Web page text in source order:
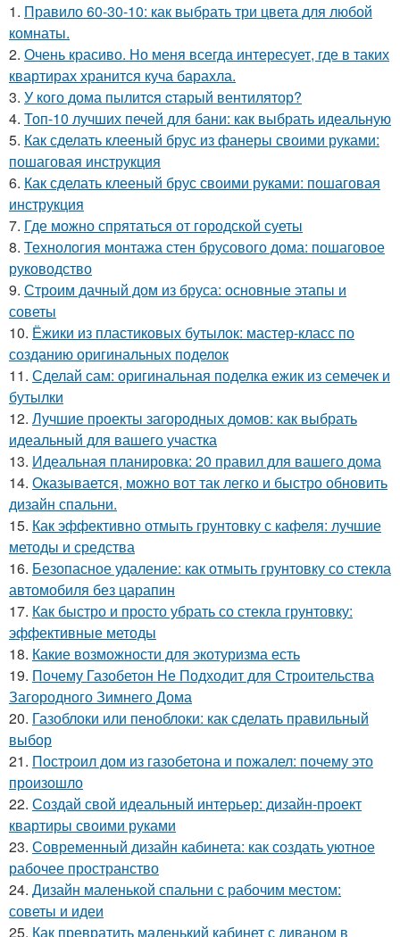
1. Правило 60-30-10: как выбрать три цвета для любой
комнаты.
2. Очень красиво. Но меня всегда интересует, где в таких
квартирах хранится куча барахла.
3. У кого дома пылитcя cтарый вентилятор?
4. Топ-10 лучших печей для бани: как выбрать идеальную
5. Как сделать клееный брус из фанеры своими руками:
пошаговая инструкция
6. Как сделать клееный брус своими руками: пошаговая
инструкция
7. Где можно спрятаться от городской суеты
8. Технология монтажа стен брусового дома: пошаговое
руководство
9. Строим дачный дом из бруса: основные этапы и
советы
10. Ёжики из пластиковых бутылок: мастер-класс по
созданию оригинальных поделок
11. Сделай сам: оригинальная поделка ежик из семечек и
бутылки
12. Лучшие проекты загородных домов: как выбрать
идеальный для вашего участка
13. Идеальная планировка: 20 правил для вашего дома
14. Оказывается, можно вот так легко и быстро обновить
дизайн спальни.
15. Как эффективно отмыть грунтовку с кафеля: лучшие
методы и средства
16. Безопасное удаление: как отмыть грунтовку со стекла
автомобиля без царапин
17. Как быстро и просто убрать со стекла грунтовку:
эффективные методы
18. Какие возможности для экотуризма есть
19. Почему Газобетон Не Подходит для Строительства
Загородного Зимнего Дома
20. Газоблоки или пеноблоки: как сделать правильный
выбор
21. Построил дом из газобетона и пожалел: почему это
произошло
22. Создай свой идеальный интерьер: дизайн-проект
квартиры своими руками
23. Современный дизайн кабинета: как создать уютное
рабочее пространство
24. Дизайн маленькой спальни с рабочим местом:
советы и идеи
25. Как превратить маленький кабинет с диваном в